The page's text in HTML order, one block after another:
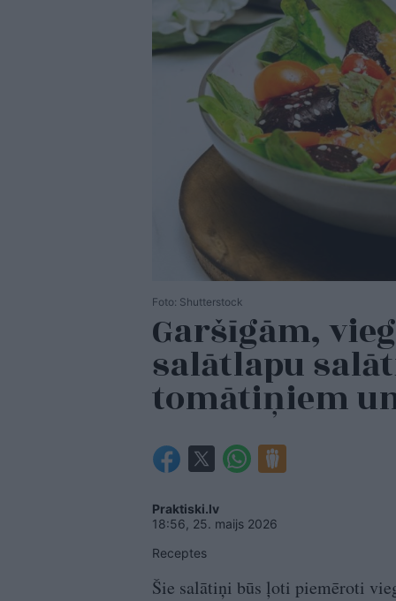
Foto: Shutterstock
Garšīgām,
salātlapu
tomātiņiem
Praktiski.lv
18:56, 25. maijs 2026
Receptes
Šie salātiņi būs ļoti piemēroti